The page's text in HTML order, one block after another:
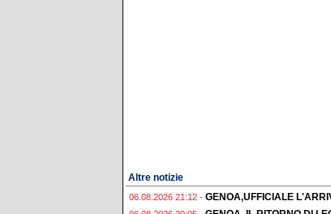
Altre notizie
06.08.2026 21:12 - GENOA,UFFICIALE